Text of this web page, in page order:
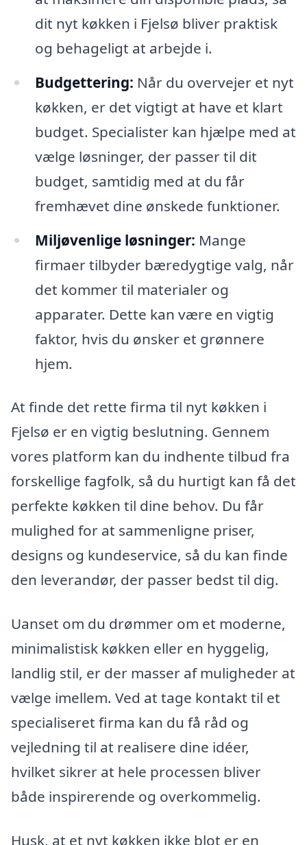
dit nyt køkken i Fjelsø bliver praktisk
og behageligt at arbejde i.
Budgettering: Når du overvejer et nyt
køkken, er det vigtigt at have et klart
budget. Specialister kan hjælpe med at
vælge løsninger, der passer til dit
budget, samtidig med at du får
fremhævet dine ønskede funktioner.
Miljøvenlige løsninger: Mange
firmaer tilbyder bæredygtige valg, når
det kommer til materialer og
apparater. Dette kan være en vigtig
faktor, hvis du ønsker et grønnere
hjem.
At finde det rette firma til nyt køkken i
Fjelsø er en vigtig beslutning. Gennem
vores platform kan du indhente tilbud fra
forskellige fagfolk, så du hurtigt kan få det
perfekte køkken til dine behov. Du får
mulighed for at sammenligne priser,
designs og kundeservice, så du kan finde
den leverandør, der passer bedst til dig.
Uanset om du drømmer om et moderne,
minimalistisk køkken eller en hyggelig,
landlig stil, er der masser af muligheder at
vælge imellem. Ved at tage kontakt til et
specialiseret firma kan du få råd og
vejledning til at realisere dine idéer,
hvilket sikrer at hele processen bliver
både inspirerende og overkommelig.
Husk, at et nyt køkken ikke blot er en